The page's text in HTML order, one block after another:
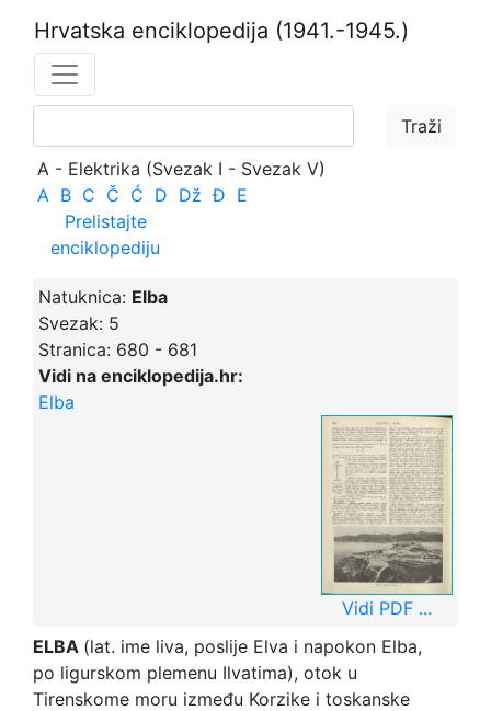
Hrvatska enciklopedija (1941.-1945.)
A - Elektrika (Svezak I - Svezak V)
A B C Č Ć D Dž Đ E
Prelistajte
enciklopediju
Natuknica: Elba
Svezak: 5
Stranica: 680 - 681
Vidi na enciklopedija.hr:
Elba
Vidi PDF ...
ELBA (lat. ime liva, poslije Elva i napokon Elba,
po ligurskom plemenu Ilvatima), otok u
Tirenskome moru između Korzike i toskanske